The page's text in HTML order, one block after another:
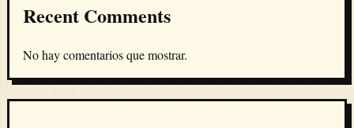
Recent Comments
No hay comentarios que mostrar.